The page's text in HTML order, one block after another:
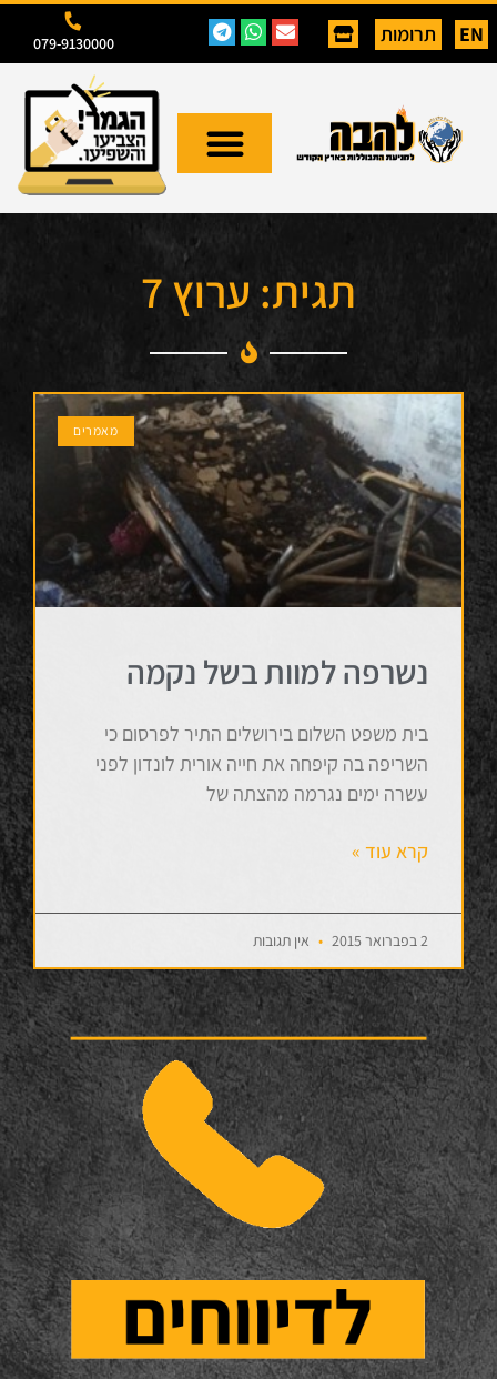
EN תרומות 079-9130000
תגית: ערוץ 7
מאמרים
נשרפה למוות בשל נקמה
בית משפט השלום בירושלים התיר לפרסום כי
השריפה בה קיפחה את חייה אורית לונדון לפני
עשרה ימים נגרמה מהצתה של
קרא עוד »
2 בפברואר 2015 אין תגובות